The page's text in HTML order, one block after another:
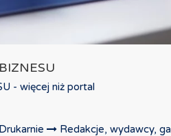
- więcej niż portal
Redakcje, wydawcy,